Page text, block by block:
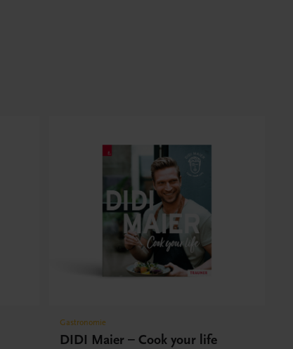
Gastronomie
DIDI Maier – Cook your life